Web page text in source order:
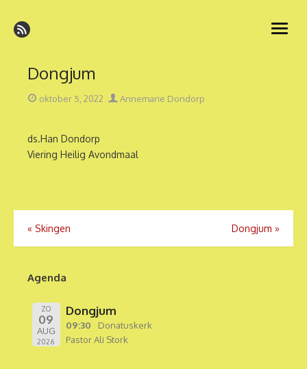
naar
de
open
Dongjum
Geplaatst
oktober 5, 2022 Auteur
Annemarie Dondorp
ds.Han Dondorp
Viering Heilig Avondmaal
Bericht
navigatie
« Skingen Dongjum »
Agenda
ZO
09
AUG
2026
Dongjum
09:30
Donatuskerk
Pastor Ali Stork